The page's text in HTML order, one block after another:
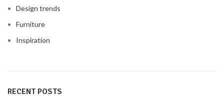
Design trends
Furniture
Inspiration
RECENT POSTS